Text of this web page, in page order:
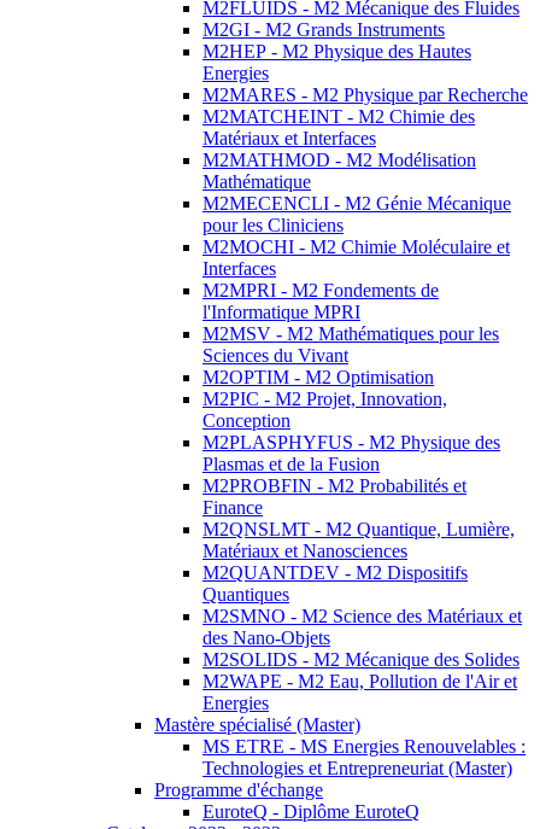
M2FLUIDS - M2 Mécanique des Fluides
M2GI - M2 Grands Instruments
M2HEP - M2 Physique des Hautes
Energies
M2MARES - M2 Physique par Recherche
M2MATCHEINT - M2 Chimie des
Matériaux et Interfaces
M2MATHMOD - M2 Modélisation
Mathématique
M2MECENCLI - M2 Génie Mécanique
pour les Cliniciens
M2MOCHI - M2 Chimie Moléculaire et
Interfaces
M2MPRI - M2 Fondements de
l'Informatique MPRI
M2MSV - M2 Mathématiques pour les
Sciences du Vivant
M2OPTIM - M2 Optimisation
M2PIC - M2 Projet, Innovation,
Conception
M2PLASPHYFUS - M2 Physique des
Plasmas et de la Fusion
M2PROBFIN - M2 Probabilités et
Finance
M2QNSLMT - M2 Quantique, Lumière,
Matériaux et Nanosciences
M2QUANTDEV - M2 Dispositifs
Quantiques
M2SMNO - M2 Science des Matériaux et
des Nano-Objets
M2SOLIDS - M2 Mécanique des Solides
M2WAPE - M2 Eau, Pollution de l'Air et
Energies
Mastère spécialisé (Master)
MS ETRE - MS Energies Renouvelables :
Technologies et Entrepreneuriat (Master)
Programme d'échange
EuroteQ - Diplôme EuroteQ